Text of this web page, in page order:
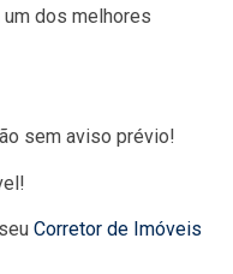
dos melhores
sem aviso prévio!
Corretor de Imóveis